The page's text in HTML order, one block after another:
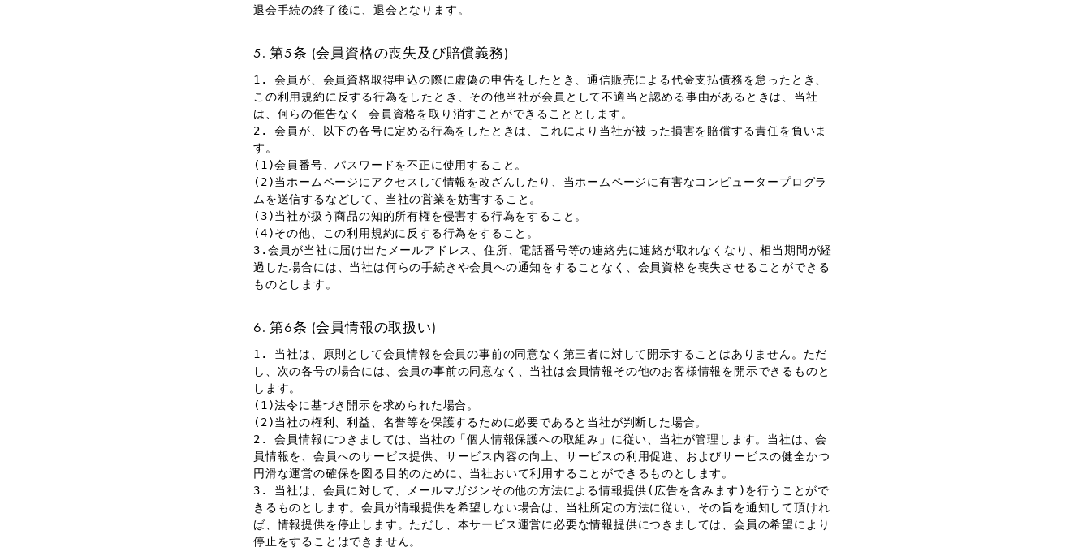
退会手続の終了後に、退会となります。
第5条 (会員資格の喪失及び賠償義務)
1. 会員が、会員資格取得申込の際に虚偽の申告をしたとき、通信販売による代金支払債務を怠ったとき、
この利用規約に反する行為をしたとき、その他当社が会員として不適当と認める事由があるときは、当社
は、何らの催告なく 会員資格を取り消すことができることとします。
2. 会員が、以下の各号に定める行為をしたときは、これにより当社が被った損害を賠償する責任を負いま
す。
(1)会員番号、パスワードを不正に使用すること。
(2)当ホームページにアクセスして情報を改ざんしたり、当ホームページに有害なコンピュータープログラ
ムを送信するなどして、当社の営業を妨害すること。
(3)当社が扱う商品の知的所有権を侵害する行為をすること。
(4)その他、この利用規約に反する行為をすること。
3.会員が当社に届け出たメールアドレス、住所、電話番号等の連絡先に連絡が取れなくなり、相当期間が経
過した場合には、当社は何らの手続きや会員への通知をすることなく、会員資格を喪失させることができる
ものとします。
第6条 (会員情報の取扱い)
1. 当社は、原則として会員情報を会員の事前の同意なく第三者に対して開示することはありません。ただ
し、次の各号の場合には、会員の事前の同意なく、当社は会員情報その他のお客様情報を開示できるものと
します。
(1)法令に基づき開示を求められた場合。
(2)当社の権利、利益、名誉等を保護するために必要であると当社が判断した場合。
2. 会員情報につきましては、当社の「個人情報保護への取組み」に従い、当社が管理します。当社は、会
員情報を、会員へのサービス提供、サービス内容の向上、サービスの利用促進、およびサービスの健全かつ
円滑な運営の確保を図る目的のために、当社おいて利用することができるものとします。
3. 当社は、会員に対して、メールマガジンその他の方法による情報提供(広告を含みます)を行うことがで
きるものとします。会員が情報提供を希望しない場合は、当社所定の方法に従い、その旨を通知して頂けれ
ば、情報提供を停止します。ただし、本サービス運営に必要な情報提供につきましては、会員の希望により
停止をすることはできません。